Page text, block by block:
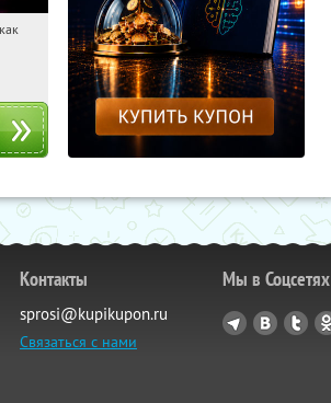
Контакты
sprosi@kupikupon.ru
Связаться с нами
Мы в Соцсетях